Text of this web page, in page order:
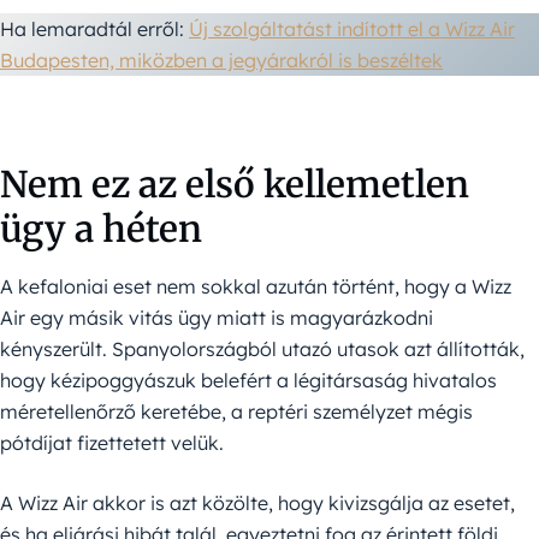
Ha lemaradtál erről: Új szolgáltatást indított el a Wizz Air
Budapesten, miközben a jegyárakról is beszéltek
Nem ez az első kellemetlen
ügy a héten
A kefaloniai eset nem sokkal azután történt, hogy a Wizz
Air egy másik vitás ügy miatt is magyarázkodni
kényszerült. Spanyolországból utazó utasok azt állították,
hogy kézipoggyászuk belefért a légitársaság hivatalos
méretellenőrző keretébe, a reptéri személyzet mégis
pótdíjat fizettetett velük.
A Wizz Air akkor is azt közölte, hogy kivizsgálja az esetet,